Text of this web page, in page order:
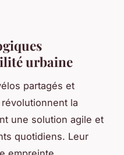
urbaine
partagés et
la
une solution agile et
quotidiens. Leur